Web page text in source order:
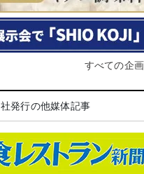
すべての企
発行の他媒体記事